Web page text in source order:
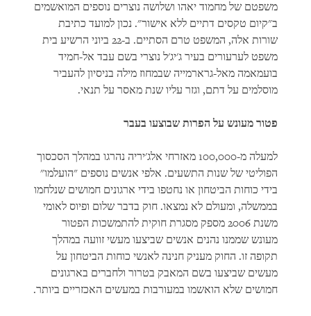
משפטם של מחמוד יאהו ושלושה נוצרים נוספים המואשמים
ב"קיום טקסים דתיים ללא אישור". נכון למועד כתיבת
שורות אלה, המשפט טרם הסתיים. ב-22 ביוני הרשיע בית
משפט לערעורים בעיר ג'יג'ל נוצרי בשם עבד אל-חמיד
בועמאמה מאל-גרארמייה שבמחוז מילה בניסיון להעביר
מוסלמים על דתם, וגזר עליו שנת מאסר על תנאי.
פטור מעונש על הפרות שבוצעו בעבר
למעלה מ-100,000 מאזרחי אלג'יריה נהרגו במהלך הסכסוך
הפוליטי של שנות התשעים. אלפי אנשים נוספים "הועלמו"
בידי כוחות הביטחון או נחטפו בידי ארגונים חמושים שנלחמו
בממשלה, ומעולם לא נמצאו. חוק בדבר שלום ופיוס לאומי
משנת 2006 מספק מסגרת חוקית להתמשכות הפטור
מעונש שממנו נהנים אנשים שביצעו מעשי זוועה במהלך
תקופה זו. החוק מעניק חנינה לאנשי כוחות הביטחון על
מעשים שביצעו בשם המאבק בטרור ולחברים בארגונים
חמושים שלא הואשמו במעורבות במעשים האכזריים ביותר.